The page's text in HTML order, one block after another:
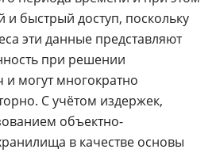
быстрый доступ, поскольку
эти данные представляют
при решении
и могут многократно
С учётом издержек,
объектно-
в качестве основы